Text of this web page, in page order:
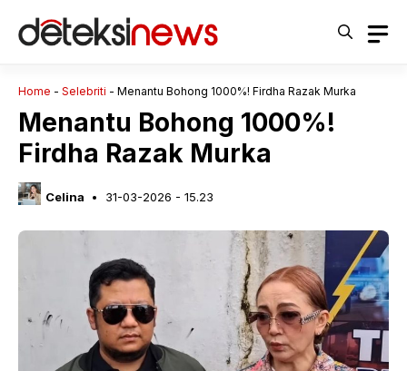
Home - Selebriti - Menantu Bohong 1000%! Firdha Razak Murka
Menantu Bohong 1000%!
Firdha Razak Murka
Celina 31-03-2026 - 15.23